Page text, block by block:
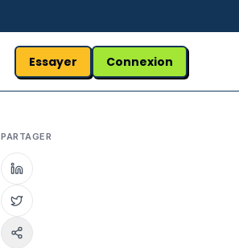
Essayer Connexion
PARTAGER